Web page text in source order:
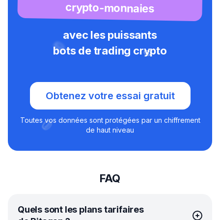
crypto-monnaies
avec les puissants
bots de trading crypto
Obtenez votre essai gratuit
Toutes vos données sont protégées par un chiffrement
de haut niveau
FAQ
Quels sont les plans tarifaires